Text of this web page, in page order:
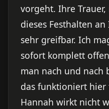
vorgeht. Ihre
dieses Festhalten
sehr greifbar. Ich
sofort komplett
man nach und nach
das funktioniert
Hannah wirkt nicht